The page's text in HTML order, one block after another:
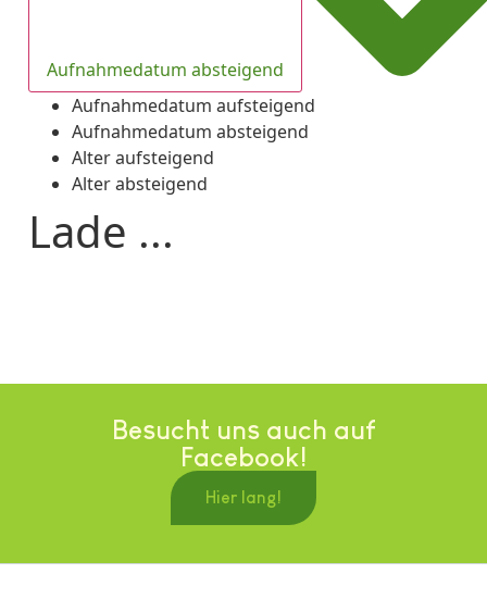
Aufnahmedatum absteigend
Aufnahmedatum aufsteigend
Aufnahmedatum absteigend
Alter aufsteigend
Alter absteigend
Lade ...
Besucht uns auch auf
Facebook!
Hier lang!